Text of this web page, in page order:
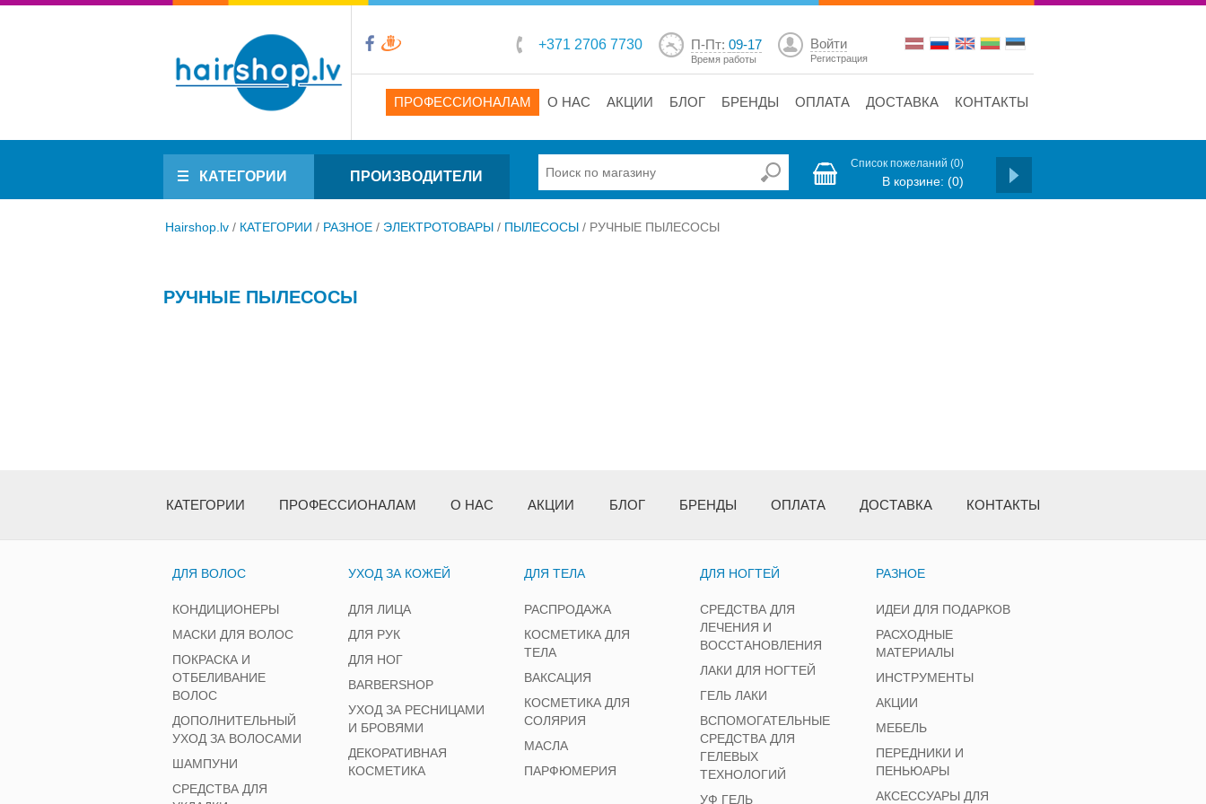
+371 2706 7730 П-Пт: 09-17
Время работы
Войти
Регистрация
ПРОФЕССИОНАЛАМ О НАС АКЦИИ БЛОГ БРЕНДЫ ОПЛАТА ДОСТАВКА КОНТАКТЫ
КАТЕГОРИИ ПРОИЗВОДИТЕЛИ
Список пожеланий (0)
В корзине: (0)
Hairshop.lv / КАТЕГОРИИ / РАЗНОЕ / ЭЛЕКТРОТОВАРЫ / ПЫЛЕСОСЫ / РУЧНЫЕ ПЫЛЕСОСЫ
РУЧНЫЕ ПЫЛЕСОСЫ
КАТЕГОРИИ ПРОФЕССИОНАЛАМ О НАС АКЦИИ БЛОГ БРЕНДЫ ОПЛАТА ДОСТАВКА КОНТАКТЫ
ДЛЯ ВОЛОС
КОНДИЦИОНЕРЫ
МАСКИ ДЛЯ ВОЛОС
ПОКРАСКА И
ОТБЕЛИВАНИЕ
ВОЛОС
ДОПОЛНИТЕЛЬНЫЙ
УХОД ЗА ВОЛОСАМИ
ШАМПУНИ
СРЕДСТВА ДЛЯ
УХОД ЗА КОЖЕЙ
ДЛЯ ЛИЦА
ДЛЯ РУК
ДЛЯ НОГ
BARBERSHOP
УХОД ЗА РЕСНИЦАМИ
И БРОВЯМИ
ДЕКОРАТИВНАЯ
КОСМЕТИКА
ДЛЯ ТЕЛА
РАСПРОДАЖА
КОСМЕТИКА ДЛЯ
ТЕЛА
ВАКСАЦИЯ
КОСМЕТИКА ДЛЯ
СОЛЯРИЯ
МАСЛА
ПАРФЮМЕРИЯ
ДЛЯ НОГТЕЙ
СРЕДСТВА ДЛЯ
ЛЕЧЕНИЯ И
ВОССТАНОВЛЕНИЯ
ЛАКИ ДЛЯ НОГТЕЙ
ГЕЛЬ ЛАКИ
ВСПОМОГАТЕЛЬНЫЕ
СРЕДСТВА ДЛЯ
ГЕЛЕВЫХ
ТЕХНОЛОГИЙ
УФ ГЕЛЬ
РАЗНОЕ
ИДЕИ ДЛЯ ПОДАРКОВ
РАСХОДНЫЕ
МАТЕРИАЛЫ
ИНСТРУМЕНТЫ
АКЦИИ
МЕБЕЛЬ
ПЕРЕДНИКИ И
ПЕНЬЮАРЫ
АКСЕССУАРЫ ДЛЯ